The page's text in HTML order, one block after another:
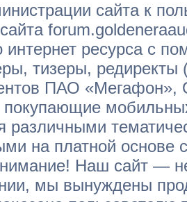
сайта к
интернет ресурса с
тизеры,
ПАО
покупающие
различными
на платной основе
Наш сайт —
мы вынуждены